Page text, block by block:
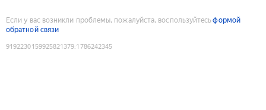
Если у вас возникли проблемы, пожалуйста, воспользуйтесьформой
обратной связи
9192230159925821379:1786242345